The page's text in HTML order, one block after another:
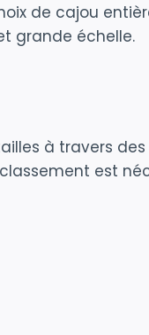
de cajou
grande échelle.
à travers
est